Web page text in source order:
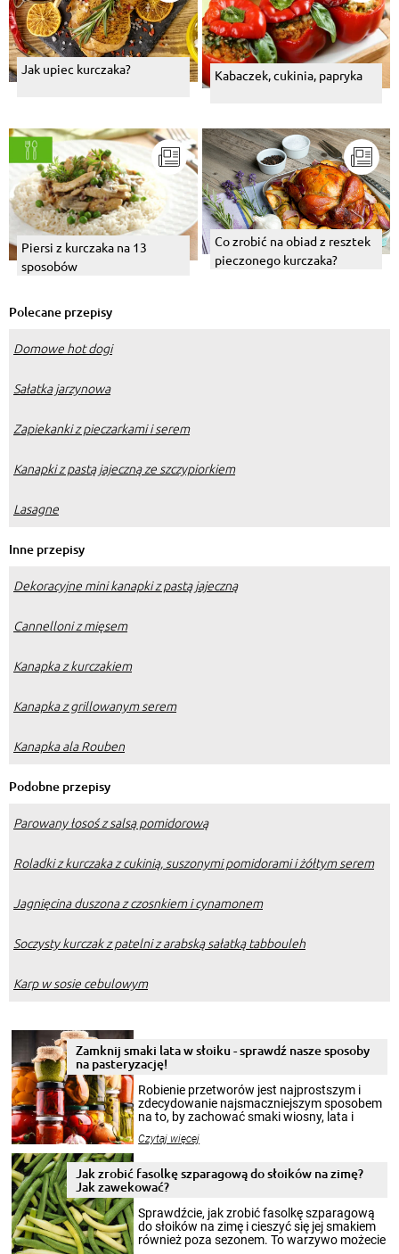
Jak upiec kurczaka? Kabaczek, cukinia, papryka
Piersi z kurczaka na 13
sposobów
Co zrobić na obiad z resztek
pieczonego kurczaka?
Polecane przepisy
Domowe hot dogi
Sałatka jarzynowa
Zapiekanki z pieczarkami i serem
Kanapki z pastą jajeczną ze szczypiorkiem
Lasagne
Inne przepisy
Dekoracyjne mini kanapki z pastą jajeczną
Cannelloni z mięsem
Kanapka z kurczakiem
Kanapka z grillowanym serem
Kanapka ala Rouben
Podobne przepisy
Parowany łosoś z salsą pomidorową
Roladki z kurczaka z cukinią, suszonymi pomidorami i żółtym serem
Jagnięcina duszona z czosnkiem i cynamonem
Soczysty kurczak z patelni z arabską sałatką tabbouleh
Karp w sosie cebulowym
Zamknij smaki lata w słoiku - sprawdź nasze sposoby
na pasteryzację!
Robienie przetworów jest najprostszym i
zdecydowanie najsmaczniejszym sposobem
na to, by zachować smaki wiosny, lata i
krajobrazów, by cieszyć nimi oko w sezonie
pełni poczuć atmosferę cieplejszych
miesięcy. Przygotowanie słoików ze
patenty, które pozwolą zachować świeżość
przetworów.
Czytaj więcej
Jak zrobić fasolkę szparagową do słoików na zimę?
Jak zawekować?
Sprawdźcie, jak zrobić fasolkę szparagową
do słoików na zimę i cieszyć się jej smakiem
również poza sezonem. To warzywo możecie